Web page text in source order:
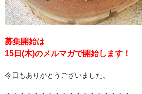
募集開始は
15日(木)のメルマガで開始します！
今日もありがとうございました。